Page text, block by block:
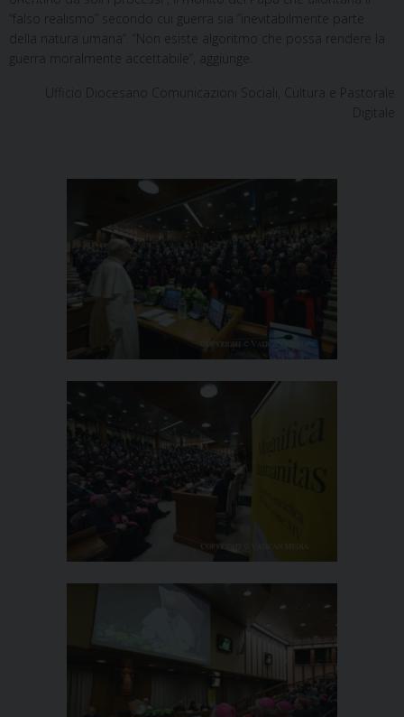
“falso realismo” secondo cui guerra sia “inevitabilmente parte
della natura umana”. “Non esiste algoritmo che possa rendere la
guerra moralmente accettabile”, aggiunge.
Ufficio Diocesano Comunicazioni Sociali, Cultura e Pastorale
Digitale